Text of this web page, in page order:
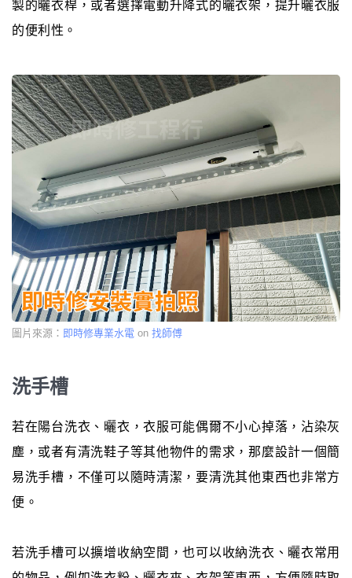
製的曬衣桿，或者選擇電動升降式的曬衣架，提升曬衣服
的便利性。
圖片來源： 即時修專業水電 on 找師傅
洗手槽
若在陽台洗衣、曬衣，衣服可能偶爾不小心掉落，沾染灰
塵，或者有清洗鞋子等其他物件的需求，那麼設計一個簡
易洗手槽，不僅可以隨時清潔，要清洗其他東西也非常方
便。
若洗手槽可以擴增收納空間，也可以收納洗衣、曬衣常用